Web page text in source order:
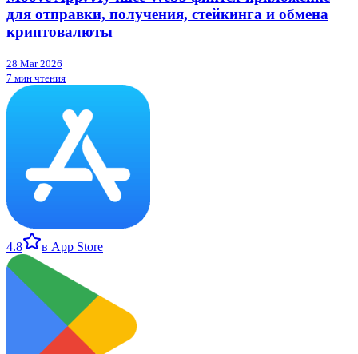
для отправки, получения, стейкинга и обмена
криптовалюты
28 Mar 2026
7 мин чтения
4.8 в App Store